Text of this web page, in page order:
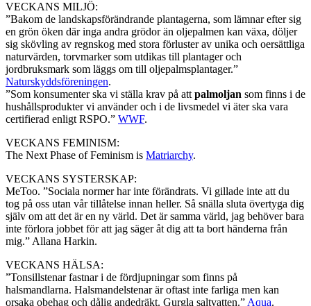
VECKANS MILJÖ:
”Bakom de landskapsförändrande plantagerna, som lämnar efter sig
en grön öken där inga andra grödor än oljepalmen kan växa, döljer
sig skövling av regnskog med stora förluster av unika och oersättliga
naturvärden, torvmarker som utdikas till plantager och
jordbruksmark som läggs om till oljepalmsplantager.”
Naturskyddsföreningen.
”Som konsumenter ska vi ställa krav på att palmoljan som finns i de
hushållsprodukter vi använder och i de livsmedel vi äter ska vara
certifierad enligt RSPO.” WWF.
VECKANS FEMINISM:
The Next Phase of Feminism is Matriarchy.
VECKANS SYSTERSKAP:
MeToo. ”Sociala normer har inte förändrats. Vi gillade inte att du
tog på oss utan vår tillåtelse innan heller. Så snälla sluta övertyga dig
själv om att det är en ny värld. Det är samma värld, jag behöver bara
inte förlora jobbet för att jag säger åt dig att ta bort händerna från
mig.” Allana Harkin.
VECKANS HÄLSA:
”Tonsillstenar fastnar i de fördjupningar som finns på
halsmandlarna. Halsmandelstenar är oftast inte farliga men kan
orsaka obehag och dålig andedräkt. Gurgla saltvatten.” Aqua.